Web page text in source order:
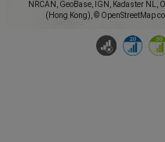
NRCAN, GeoBase, IGN, Kadaster NL,
(Hong Kong), © OpenStreetMap